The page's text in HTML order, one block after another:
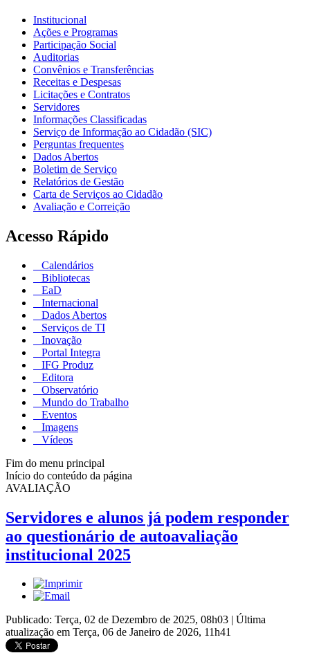
Institucional
Ações e Programas
Participação Social
Auditorias
Convênios e Transferências
Receitas e Despesas
Licitações e Contratos
Servidores
Informações Classificadas
Serviço de Informação ao Cidadão (SIC)
Perguntas frequentes
Dados Abertos
Boletim de Serviço
Relatórios de Gestão
Carta de Serviços ao Cidadão
Avaliação e Correição
Acesso Rápido
Calendários
Bibliotecas
EaD
Internacional
Dados Abertos
Serviços de TI
Inovação
Portal Integra
IFG Produz
Editora
Observatório
Mundo do Trabalho
Eventos
Imagens
Vídeos
Fim do menu principal
Início do conteúdo da página
AVALIAÇÃO
Servidores e alunos já podem responder
ao questionário de autoavaliação
institucional 2025
Publicado: Terça, 02 de Dezembro de 2025, 08h03 | Última
atualização em Terça, 06 de Janeiro de 2026, 11h41